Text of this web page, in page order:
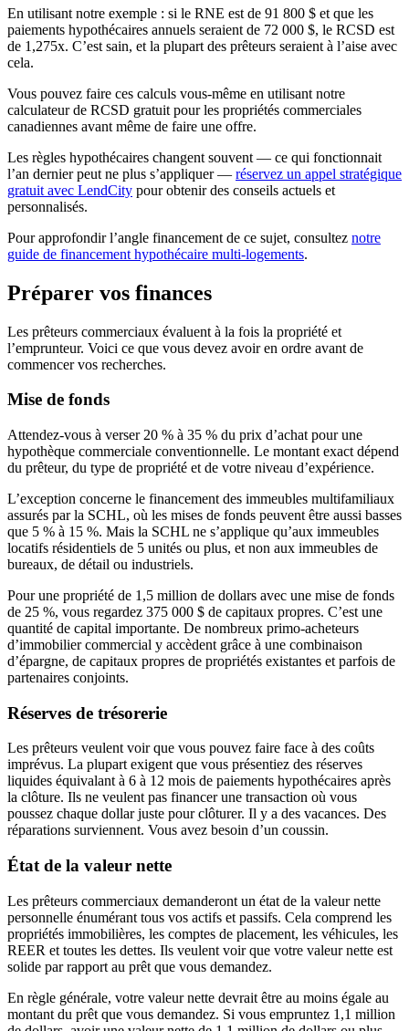
En utilisant notre exemple : si le RNE est de 91 800 $ et que les
paiements hypothécaires annuels seraient de 72 000 $, le RCSD est
de 1,275x. C’est sain, et la plupart des prêteurs seraient à l’aise avec
cela.
Vous pouvez faire ces calculs vous-même en utilisant notre
calculateur de RCSD gratuit pour les propriétés commerciales
canadiennes avant même de faire une offre.
Les règles hypothécaires changent souvent — ce qui fonctionnait
l’an dernier peut ne plus s’appliquer — réservez un appel stratégique
gratuit avec LendCity pour obtenir des conseils actuels et
personnalisés.
Pour approfondir l’angle financement de ce sujet, consultez notre
guide de financement hypothécaire multi-logements.
Préparer vos finances
Les prêteurs commerciaux évaluent à la fois la propriété et
l’emprunteur. Voici ce que vous devez avoir en ordre avant de
commencer vos recherches.
Mise de fonds
Attendez-vous à verser 20 % à 35 % du prix d’achat pour une
hypothèque commerciale conventionnelle. Le montant exact dépend
du prêteur, du type de propriété et de votre niveau d’expérience.
L’exception concerne le financement des immeubles multifamiliaux
assurés par la SCHL, où les mises de fonds peuvent être aussi basses
que 5 % à 15 %. Mais la SCHL ne s’applique qu’aux immeubles
locatifs résidentiels de 5 unités ou plus, et non aux immeubles de
bureaux, de détail ou industriels.
Pour une propriété de 1,5 million de dollars avec une mise de fonds
de 25 %, vous regardez 375 000 $ de capitaux propres. C’est une
quantité de capital importante. De nombreux primo-acheteurs
d’immobilier commercial y accèdent grâce à une combinaison
d’épargne, de capitaux propres de propriétés existantes et parfois de
partenaires conjoints.
Réserves de trésorerie
Les prêteurs veulent voir que vous pouvez faire face à des coûts
imprévus. La plupart exigent que vous présentiez des réserves
liquides équivalant à 6 à 12 mois de paiements hypothécaires après
la clôture. Ils ne veulent pas financer une transaction où vous
poussez chaque dollar juste pour clôturer. Il y a des vacances. Des
réparations surviennent. Vous avez besoin d’un coussin.
État de la valeur nette
Les prêteurs commerciaux demanderont un état de la valeur nette
personnelle énumérant tous vos actifs et passifs. Cela comprend les
propriétés immobilières, les comptes de placement, les véhicules, les
REER et toutes les dettes. Ils veulent voir que votre valeur nette est
solide par rapport au prêt que vous demandez.
En règle générale, votre valeur nette devrait être au moins égale au
montant du prêt que vous demandez. Si vous empruntez 1,1 million